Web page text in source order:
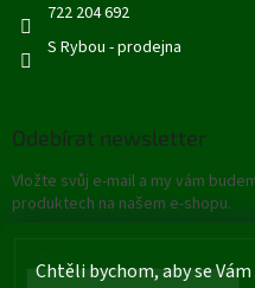
Chtěli bychom, aby se
722 204 692
S Rybou - prodejna
Odebírat newsletter
Vložte svůj e-mail a my vám
produktech na našem e-shopu.